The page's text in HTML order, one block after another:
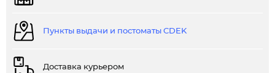
Пункты выдачи и постоматы CDEK
Доставка курьером